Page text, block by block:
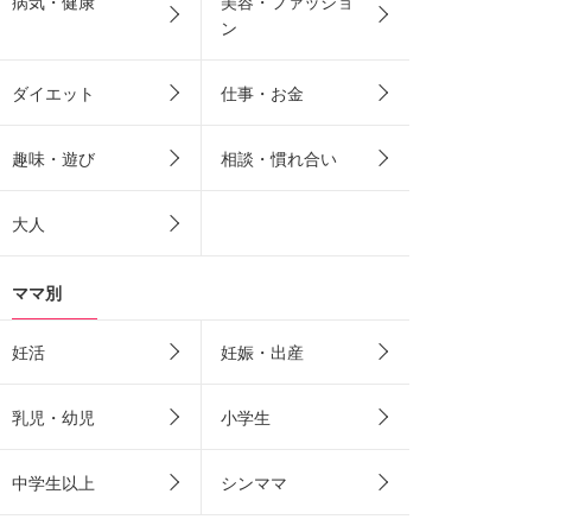
ン
ダイエット 仕事・お金
趣味・遊び 相談・慣れ合い
大人
ママ別
妊活 妊娠・出産
乳児・幼児 小学生
中学生以上 シンママ